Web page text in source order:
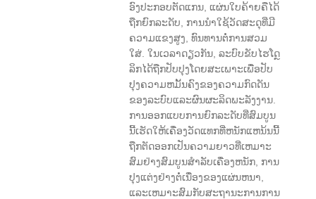
ອົງປະກອບຕັດແກນ, ແຜ່ນໃບຄ້າຍຄືໄດ້
ຖືກຍົກລະດັບ, ການນໍາໃຊ້ວັດສະດຸທີ່ມີ
ຄວາມແຂງສູງ, ທົນທານຕໍ່ການສວມ
ໃສ່. ໃນເວລາດຽວກັນ, ລະບົບຂັບໄຮໂດຼ
ລິກໄດ້ຖືກປັບປຸງໂດຍສະເພາະເພື່ອປັບ
ປຸງຄວາມຫມັ້ນຄົງຂອງຄວາມກົດດັນ
ຂອງລະບົບແລະຜົນຜະລິດພະລັງງານ.
ການອອກແບບການຍົກລະດັບທີ່ສົມບູນ
ນີ້ເຮັດໃຫ້ເຄື່ອງວັດແທກທີ່ຫນັກແຫນ້ນນີ້
ຖືກຕັດອອກເປັນຄວາມຍາວທີ່ເຫມາະ
ສົມຢ່າງສົມບູນສໍາລັບເຄື່ອງຫນັກ, ການ
ປຸງແຕ່ງຢ່າງຕໍ່ເນື່ອງຂອງແຜ່ນຫນາ,
ແລະເຫມາະສົມກັບສະຖານະການການ